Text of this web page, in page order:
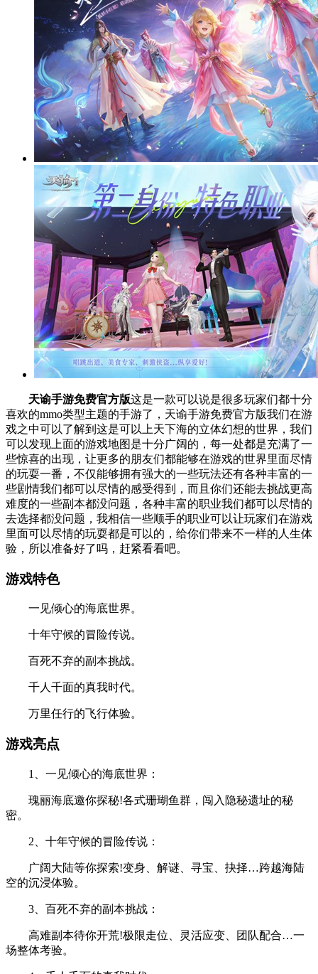
天谕手游免费官方版这是一款可以说是很多玩家们都十分
喜欢的mmo类型主题的手游了，天谕手游免费官方版我们在游
戏之中可以了解到这是可以上天下海的立体幻想的世界，我们
可以发现上面的游戏地图是十分广阔的，每一处都是充满了一
些惊喜的出现，让更多的朋友们都能够在游戏的世界里面尽情
的玩耍一番，不仅能够拥有强大的一些玩法还有各种丰富的一
些剧情我们都可以尽情的感受得到，而且你们还能去挑战更高
难度的一些副本都没问题，各种丰富的职业我们都可以尽情的
去选择都没问题，我相信一些顺手的职业可以让玩家们在游戏
里面可以尽情的玩耍都是可以的，给你们带来不一样的人生体
验，所以准备好了吗，赶紧看看吧。
游戏特色
一见倾心的海底世界。
十年守候的冒险传说。
百死不弃的副本挑战。
千人千面的真我时代。
万里任行的飞行体验。
游戏亮点
1、一见倾心的海底世界：
瑰丽海底邀你探秘!各式珊瑚鱼群，闯入隐秘遗址的秘
密。
2、十年守候的冒险传说：
广阔大陆等你探索!变身、解谜、寻宝、抉择…跨越海陆
空的沉浸体验。
3、百死不弃的副本挑战：
高难副本待你开荒!极限走位、灵活应变、团队配合…一
场整体考验。